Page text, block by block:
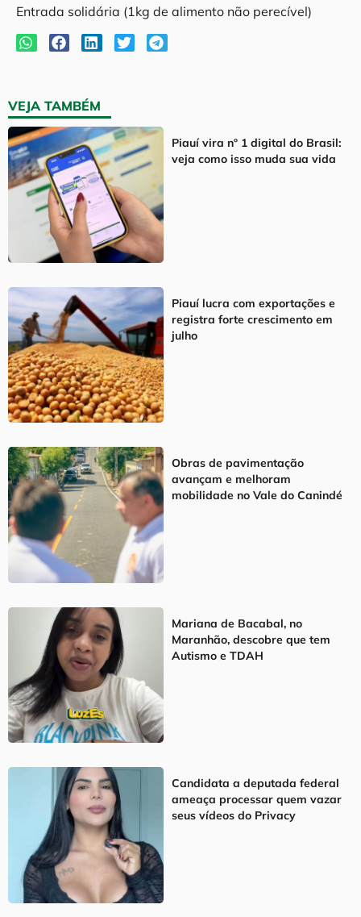
Entrada solidária (1kg de alimento não perecível)
VEJA TAMBÉM
Piauí vira nº 1 digital do Brasil:
veja como isso muda sua vida
Piauí lucra com exportações e
registra forte crescimento em
julho
Obras de pavimentação
avançam e melhoram
mobilidade no Vale do Canindé
Mariana de Bacabal, no
Maranhão, descobre que tem
Autismo e TDAH
Candidata a deputada federal
ameaça processar quem vazar
seus vídeos do Privacy